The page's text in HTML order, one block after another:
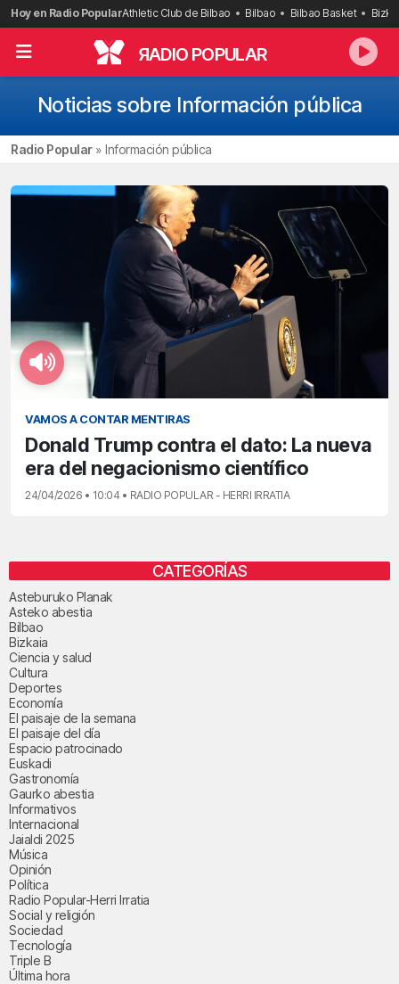
Saltar
al
contenido
Hoy en Radio PopularAthletic Club de Bilbao Bilbao Bilbao Basket
RADIO POPULAR
Noticias sobre Información pública
Radio Popular» Información pública
VAMOS A CONTAR MENTIRAS
Donald Trump contra el dato: La nueva
era del negacionismo científico
24/04/2026 • 10:04 • RADIO POPULAR - HERRI IRRATIA
CATEGORÍAS
Asteburuko Planak
Asteko abestia
Bilbao
Bizkaia
Ciencia y salud
Cultura
Deportes
Economía
El paisaje de la semana
El paisaje del día
Espacio patrocinado
Euskadi
Gastronomía
Gaurko abestia
Informativos
Internacional
Jaialdi 2025
Música
Opinión
Política
Radio Popular-Herri Irratia
Social y religión
Sociedad
Tecnología
Triple B
Última hora